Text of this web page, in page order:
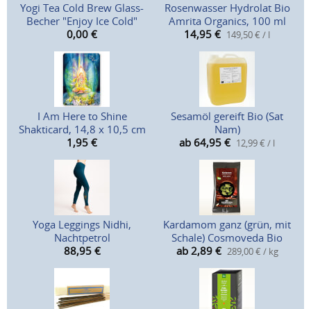
Yogi Tea Cold Brew Glass-
Becher "Enjoy Ice Cold"
0,00 €
Rosenwasser Hydrolat Bio
Amrita Organics, 100 ml
14,95 € 149,50 € / l
I Am Here to Shine
Shakticard, 14,8 x 10,5 cm
1,95 €
Sesamöl gereift Bio (Sat
Nam)
ab 64,95 € 12,99 € / l
Yoga Leggings Nidhi,
Nachtpetrol
88,95 €
Kardamom ganz (grün, mit
Schale) Cosmoveda Bio
ab 2,89 € 289,00 € / kg